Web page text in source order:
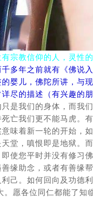
宗教信仰的人，灵性
多年之前就有《佛说
婴儿，佛陀所讲，与
尽的描述（有兴趣的
是我们的身体，而我
亡我们更不能马虎。
味着新一轮的开始，
堂，嗔恨即是地狱。
使您平时并没有修习
缘助念，或者有善缘
己。如何回向及功德
。愿各位同仁都能了